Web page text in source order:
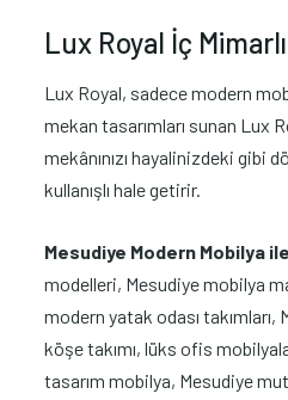
Lux Royal İç
Lux Royal, sadece modern
mekan tasarımları sunan Lux
mekânınızı hayalinizdeki gibi
kullanışlı hale getirir.
Mesudiye Modern Mobilya
modelleri, Mesudiye mobilya
modern yatak odası
köşe takımı, lüks ofis
tasarım mobilya, Mesudiye